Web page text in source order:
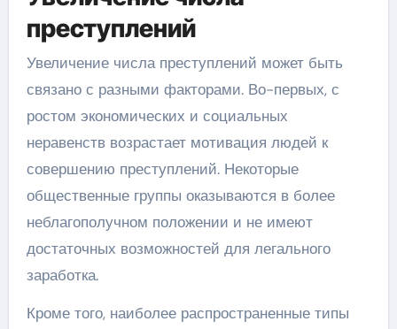
преступлений
Увеличение числа преступлений может быть
связано с разными факторами. Во-первых, с
ростом экономических и социальных
неравенств возрастает мотивация людей к
совершению преступлений. Некоторые
общественные группы оказываются в более
неблагополучном положении и не имеют
достаточных возможностей для легального
заработка.
Кроме того, наиболее распространенные типы